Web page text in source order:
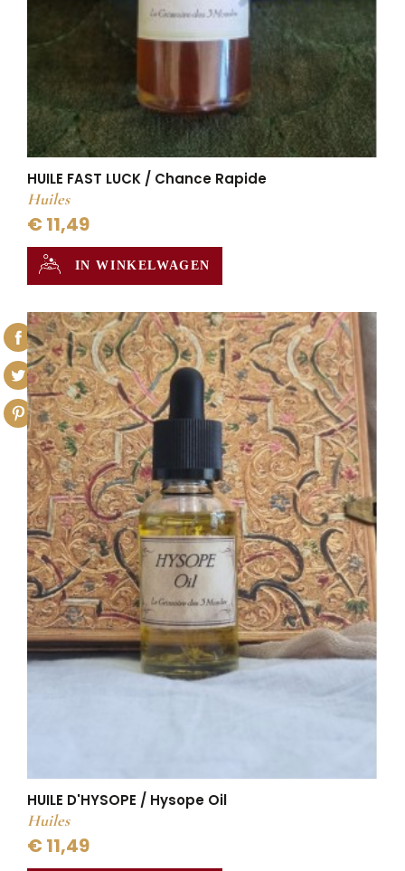
HUILE FAST LUCK / Chance Rapide
Huiles
€ 11,49
IN WINKELWAGEN
HUILE D'HYSOPE / Hysope Oil
Huiles
€ 11,49